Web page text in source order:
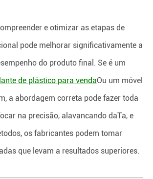
e otimizar as etapas de
pode melhorar significativamente a
do produto final. Se é um
de plástico para vendaOu um móvel
a abordagem correta pode fazer toda
na precisão, alavancando daTa, e
os fabricantes podem tomar
que levam a resultados superiores.